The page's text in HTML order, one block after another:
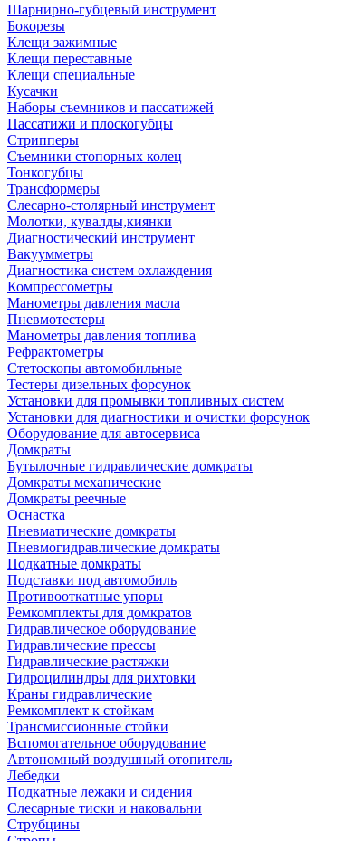
Шарнирно-губцевый инструмент
Бокорезы
Клещи зажимные
Клещи переставные
Клещи специальные
Кусачки
Наборы съемников и пассатижей
Пассатижи и плоскогубцы
Стрипперы
Съемники стопорных колец
Тонкогубцы
Трансформеры
Слесарно-столярный инструмент
Молотки, кувалды,киянки
Диагностический инструмент
Вакуумметры
Диагностика систем охлаждения
Компрессометры
Манометры давления масла
Пневмотестеры
Манометры давления топлива
Рефрактометры
Стетоскопы автомобильные
Тестеры дизельных форсунок
Установки для промывки топливных систем
Установки для диагностики и очистки форсунок
Оборудование для автосервиса
Домкраты
Бутылочные гидравлические домкраты
Домкраты механические
Домкраты реечные
Оснастка
Пневматические домкраты
Пневмогидравлические домкраты
Подкатные домкраты
Подставки под автомобиль
Противооткатные упоры
Ремкомплекты для домкратов
Гидравлическое оборудование
Гидравлические прессы
Гидравлические растяжки
Гидроцилиндры для рихтовки
Краны гидравлические
Ремкомплект к стойкам
Трансмиссионные стойки
Вспомогательное оборудование
Автономный воздушный отопитель
Лебедки
Подкатные лежаки и сидения
Слесарные тиски и наковальни
Струбцины